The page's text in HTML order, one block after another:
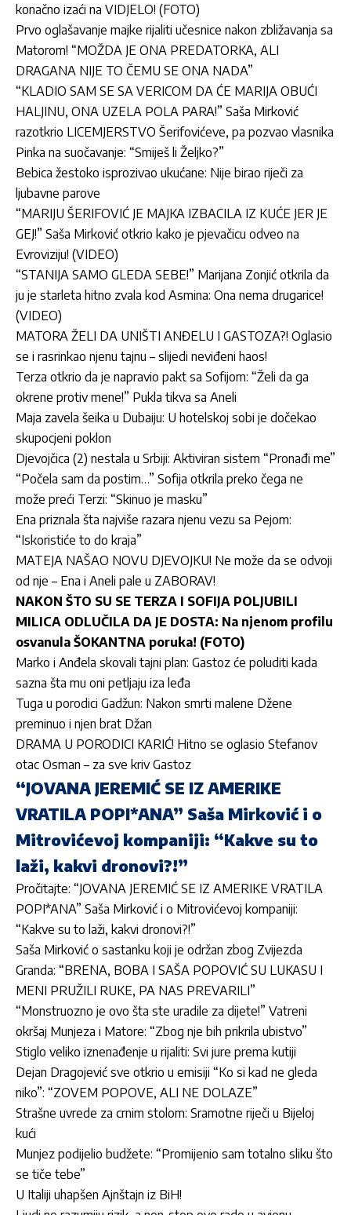
konačno izaći na VIDJELO! (FOTO)
Prvo oglašavanje majke rijaliti učesnice nakon zbližavanja sa
Matorom! “MOŽDA JE ONA PREDATORKA, ALI
DRAGANA NIJE TO ČEMU SE ONA NADA”
“KLADIO SAM SE SA VERICOM DA ĆE MARIJA OBUĆI
HALJINU, ONA UZELA POLA PARA!” Saša Mirković
razotkrio LICEMJERSTVO Šerifovićeve, pa pozvao vlasnika
Pinka na suočavanje: “Smiješ li Željko?”
Bebica žestoko isprozivao ukućane: Nije birao riječi za
ljubavne parove
“MARIJU ŠERIFOVIĆ JE MAJKA IZBACILA IZ KUĆE JER JE
GEJ!” Saša Mirković otkrio kako je pjevačicu odveo na
Evroviziju! (VIDEO)
“STANIJA SAMO GLEDA SEBE!” Marijana Zonjić otkrila da
ju je starleta hitno zvala kod Asmina: Ona nema drugarice!
(VIDEO)
MATORA ŽELI DA UNIŠTI ANĐELU I GASTOZA?! Oglasio
se i rasrinkao njenu tajnu – slijedi neviđeni haos!
Terza otkrio da je napravio pakt sa Sofijom: “Želi da ga
okrene protiv mene!” Pukla tikva sa Aneli
Maja zavela šeika u Dubaiju: U hotelskoj sobi je dočekao
skupocjeni poklon
Djevojčica (2) nestala u Srbiji: Aktiviran sistem “Pronađi me”
“Počela sam da postim…” Sofija otkrila preko čega ne
može preći Terzi: “Skinuo je masku”
Ena priznala šta najviše razara njenu vezu sa Pejom:
“Iskoristiće to do kraja”
MATEJA NAŠAO NOVU DJEVOJKU! Ne može da se odvoji
od nje – Ena i Aneli pale u ZABORAV!
NAKON ŠTO SU SE TERZA I SOFIJA POLJUBILI
MILICA ODLUČILA DA JE DOSTA: Na njenom profilu
osvanula ŠOKANTNA poruka! (FOTO)
Marko i Anđela skovali tajni plan: Gastoz će poluditi kada
sazna šta mu oni petljaju iza leđa
Tuga u porodici Gadžun: Nakon smrti malene Džene
preminuo i njen brat Džan
DRAMA U PORODICI KARIĆ! Hitno se oglasio Stefanov
otac Osman – za sve kriv Gastoz
“JOVANA JEREMIĆ SE IZ AMERIKE
VRATILA POPI*ANA” Saša Mirković i o
Mitrovićevoj kompaniji: “Kakve su to
laži, kakvi dronovi?!”
Pročitajte: “JOVANA JEREMIĆ SE IZ AMERIKE VRATILA
POPI*ANA” Saša Mirković i o Mitrovićevoj kompaniji:
“Kakve su to laži, kakvi dronovi?!”
Saša Mirković o sastanku koji je održan zbog Zvijezda
Granda: “BRENA, BOBA I SAŠA POPOVIĆ SU LUKASU I
MENI PRUŽILI RUKE, PA NAS PREVARILI”
“Monstruozno je ovo šta ste uradile za dijete!” Vatreni
okršaj Munjeza i Matore: “Zbog nje bih prikrila ubistvo”
Stiglo veliko iznenađenje u rijaliti: Svi jure prema kutiji
Dejan Dragojević sve otkrio u emisiji “Ko si kad ne gleda
niko”: “ZOVEM POPOVE, ALI NE DOLAZE”
Strašne uvrede za crnim stolom: Sramotne riječi u Bijeloj
kući
Munjez podijelio budžete: “Promijenio sam totalno sliku što
se tiče tebe”
U Italiji uhapšen Ajnštajn iz BiH!